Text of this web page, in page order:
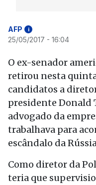
AFP i
25/05/2017 - 16:04
O ex-senador
retirou nesta
candidatos a
presidente Donald
advogado da
trabalhava para
escândalo da
Como diretor da
teria que